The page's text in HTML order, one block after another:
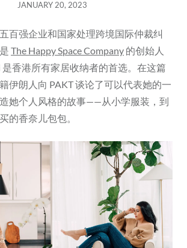
JANUARY 20, 2023
百强企业和国家处理跨境国际仲裁纠
The Happy Space Company 的创始人
是香港所有家居收纳者的首选。在这篇
伊朗人向 PAKT 谈论了可以代表她的一
她个人风格的故事——从小学服装，到
的香奈儿包包。